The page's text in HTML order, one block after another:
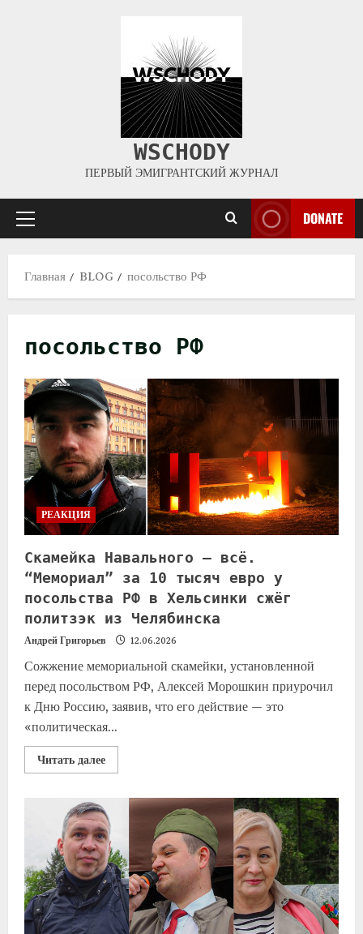
WSCHODY
ПЕРВЫЙ ЭМИГРАНТСКИЙ ЖУРНАЛ
DONATE
Главная BLOG посольство РФ
посольство РФ
РЕАКЦИЯ
Скамейка Навального — всё.
“Мемориал” за 10 тысяч евро у
посольства РФ в Хельсинки сжёг
политзэк из Челябинска
Андрей Григорьев 12.06.2026
Сожжение мемориальной скамейки, установленной
перед посольством РФ, Алексей Морошкин приурочил
к Дню Россию, заявив, что его действие — это
«политическая...
Читать далее